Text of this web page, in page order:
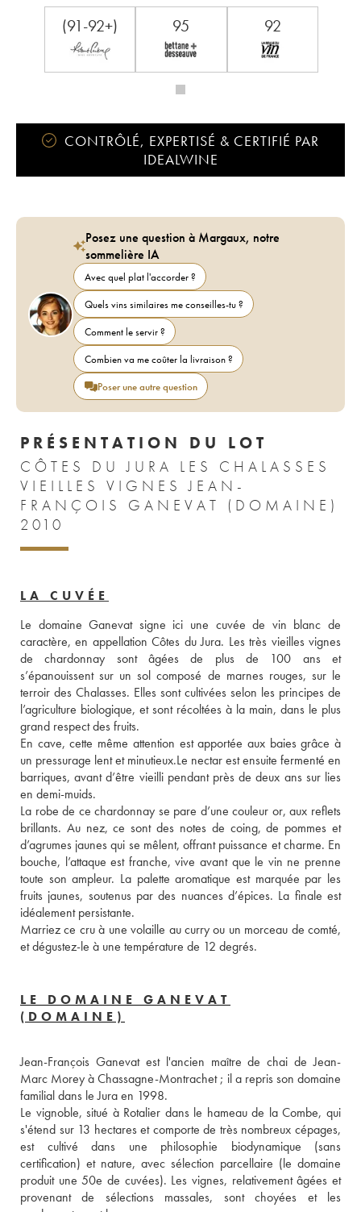
(91-92+) 95 92
CONTRÔLÉ, EXPERTISÉ & CERTIFIÉ PAR
IDEALWINE
Posez une question à Margaux, notre
sommelière IA
Avec quel plat l'accorder ?
Quels vins similaires me conseilles-tu ?
Comment le servir ?
Combien va me coûter la livraison ?
Poser une autre question
PRÉSENTATION DU LOT
CÔTES DU JURA LES CHALASSES
VIEILLES VIGNES JEAN-
FRANÇOIS GANEVAT (DOMAINE)
2010
LA CUVÉE
Le domaine Ganevat signe ici une cuvée de vin blanc de
caractère, en appellation Côtes du Jura. Les très vieilles vignes
de chardonnay sont âgées de plus de 100 ans et
s’épanouissent sur un sol composé de marnes rouges, sur le
terroir des Chalasses. Elles sont cultivées selon les principes de
l’agriculture biologique, et sont récoltées à la main, dans le plus
grand respect des fruits.
En cave, cette même attention est apportée aux baies grâce à
un pressurage lent et minutieux.Le nectar est ensuite fermenté en
barriques, avant d’être vieilli pendant près de deux ans sur lies
en demi-muids.
La robe de ce chardonnay se pare d’une couleur or, aux reflets
brillants. Au nez, ce sont des notes de coing, de pommes et
d’agrumes jaunes qui se mêlent, offrant puissance et charme. En
bouche, l’attaque est franche, vive avant que le vin ne prenne
toute son ampleur. La palette aromatique est marquée par les
fruits jaunes, soutenus par des nuances d’épices. La finale est
idéalement persistante.
Marriez ce cru à une volaille au curry ou un morceau de comté,
et dégustez-le à une température de 12 degrés.
LE DOMAINE GANEVAT
(DOMAINE)
Jean-François Ganevat est l'ancien maître de chai de Jean-
Marc Morey à Chassagne-Montrachet ; il a repris son domaine
familial dans le Jura en 1998.
Le vignoble, situé à Rotalier dans le hameau de la Combe, qui
s'étend sur 13 hectares et comporte de très nombreux cépages,
est cultivé dans une philosophie biodynamique (sans
certification) et nature, avec sélection parcellaire (le domaine
produit une 50e de cuvées). Les vignes, relativement âgées et
provenant de sélections massales, sont choyées et les